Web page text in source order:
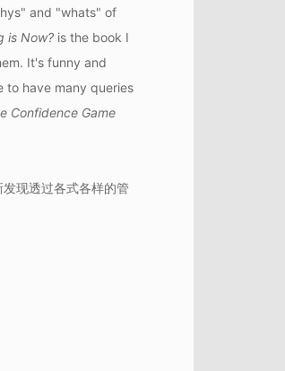
and "whats" of
is Now? is the book I
It's funny and
to have many queries
Confidence Game
现透过各式各样的管